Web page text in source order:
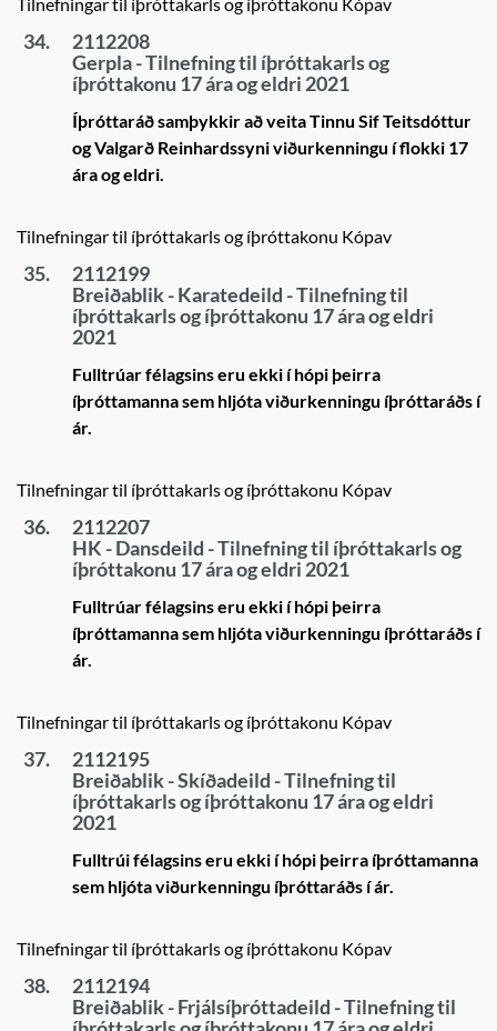
34.
2112208
Gerpla - Tilnefning til íþróttakarls og
íþróttakonu 17 ára og eldri 2021
Íþróttaráð samþykkir að veita Tinnu Sif Teitsdóttur
og Valgarð Reinhardssyni viðurkenningu í flokki 17
ára og eldri.
Tilnefningar til íþróttakarls og íþróttakonu Kópav
35.
2112199
Breiðablik - Karatedeild - Tilnefning til
íþróttakarls og íþróttakonu 17 ára og eldri
2021
Fulltrúar félagsins eru ekki í hópi þeirra
íþróttamanna sem hljóta viðurkenningu íþróttaráðs í
ár.
Tilnefningar til íþróttakarls og íþróttakonu Kópav
36.
2112207
HK - Dansdeild - Tilnefning til íþróttakarls og
íþróttakonu 17 ára og eldri 2021
Fulltrúar félagsins eru ekki í hópi þeirra
íþróttamanna sem hljóta viðurkenningu íþróttaráðs í
ár.
Tilnefningar til íþróttakarls og íþróttakonu Kópav
37.
2112195
Breiðablik - Skíðadeild - Tilnefning til
íþróttakarls og íþróttakonu 17 ára og eldri
2021
Fulltrúi félagsins eru ekki í hópi þeirra íþróttamanna
sem hljóta viðurkenningu íþróttaráðs í ár.
Tilnefningar til íþróttakarls og íþróttakonu Kópav
38.
2112194
Breiðablik - Frjálsíþróttadeild - Tilnefning til